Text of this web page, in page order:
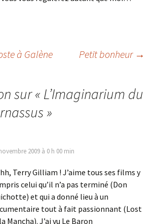
à Galène Petit bonheur →
sur « L’Imaginarium du
»
2009 à 0 h 00 min
Terry Gilliam ! J’aime tous ses films y
celui qu’il n’a pas terminé (Don
et qui a donné lieu à un
tout à fait passionnant (Lost
Mancha). J’ai vu Le Baron